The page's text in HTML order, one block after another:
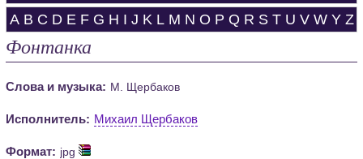
A B C D E F G H I J K L M N O P Q R S T U V W Y Z
Фонтанка
Слова и музыка: М. Щербаков
Исполнитель: Михаил Щербаков
Формат: jpg